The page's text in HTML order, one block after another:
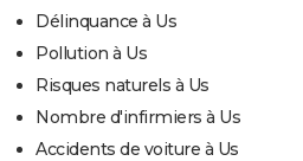
Délinquance à Us
Pollution à Us
Risques naturels à Us
Nombre d'infirmiers à Us
Accidents de voiture à Us